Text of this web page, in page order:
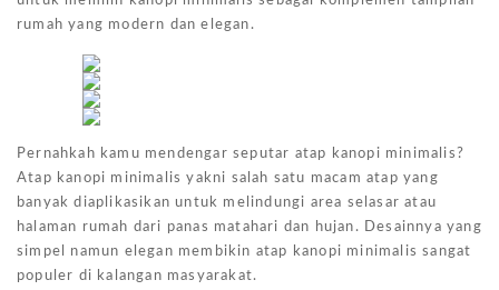
rumah yang modern dan elegan.
Pernahkah kamu mendengar seputar atap kanopi minimalis?
Atap kanopi minimalis yakni salah satu macam atap yang
banyak diaplikasikan untuk melindungi area selasar atau
halaman rumah dari panas matahari dan hujan. Desainnya yang
simpel namun elegan membikin atap kanopi minimalis sangat
populer di kalangan masyarakat.